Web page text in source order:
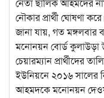
নেতা ছালিক আহমদের
নৌকার প্রার্থী ঘোষণা
জানা যায়, গত মঙ্গলবার
মনোনয়ন বোর্ড কুলাউড়া
চেয়ারম্যান প্রার্থীদের
ইউনিয়নে ২০১৬ সালের
আহমদকে মনোনয়ন